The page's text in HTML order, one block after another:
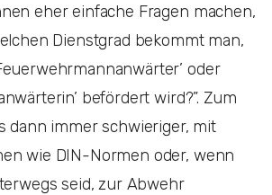
eher einfache Fragen machen,
Dienstgrad bekommt man,
oder
befördert wird?”. Zum
dann immer schwieriger, mit
wie DIN-Normen oder, wenn
seid, zur Abwehr